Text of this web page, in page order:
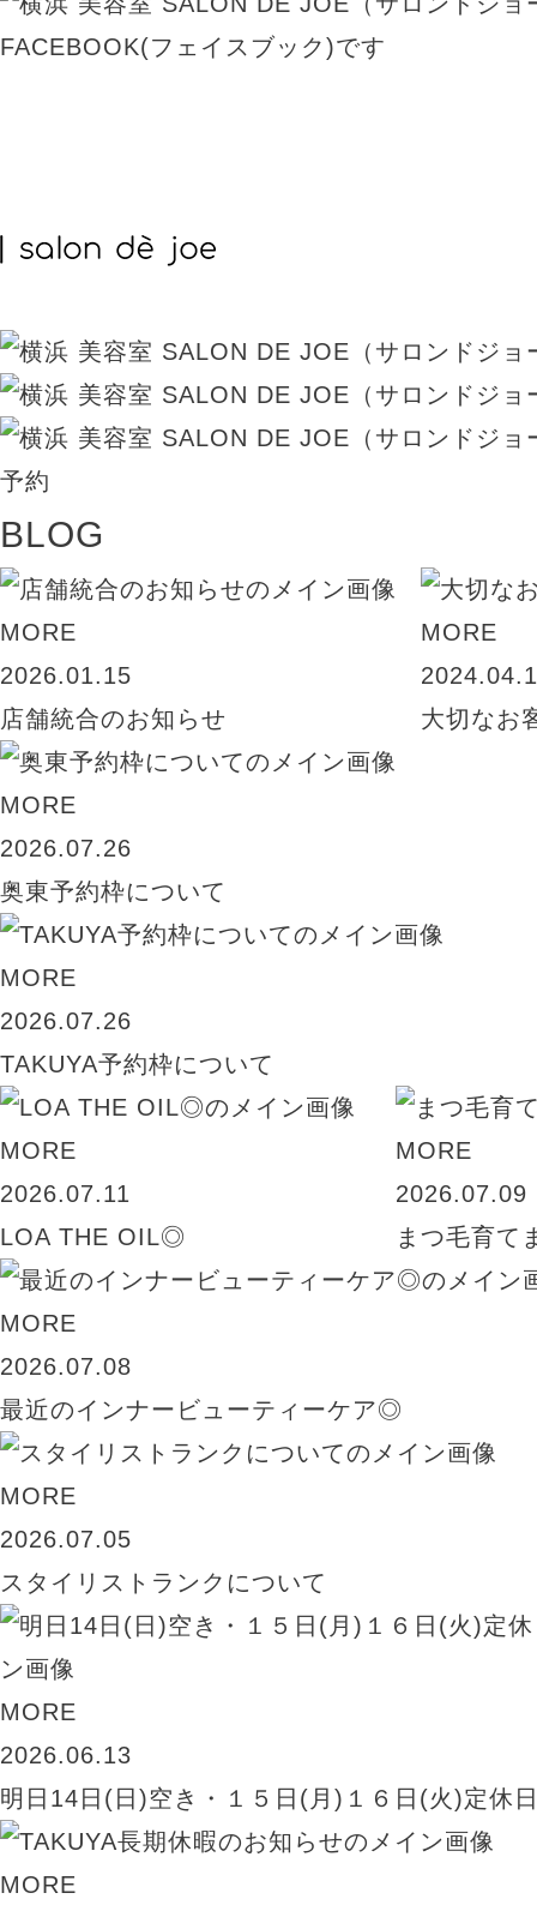
BLOG
MORE
2026.01.15
店舗統合のお知らせ
MORE
大切なお
MORE
2026.07.26
奥東予約枠について
MORE
2026.07.26
TAKUYA予約枠について
MORE
2026.07.11
LOA THE OIL◎
MORE
2026.07.09
まつ毛育て
MORE
2026.07.08
最近のインナービューティーケア◎
MORE
2026.07.05
スタイリストランクについて
MORE
2026.06.13
明日14日(日)空き・１５日(月)１６日(火)定休
MORE